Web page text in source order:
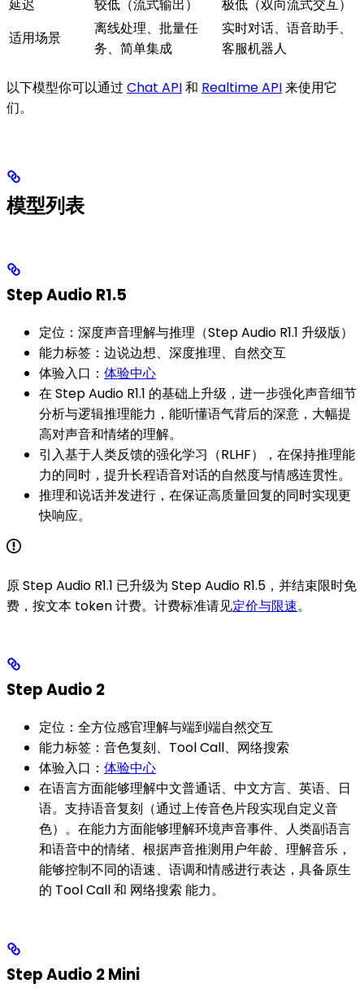
延迟 较低（流式输出）
极低（双向流式交互）
适用场景
离线处理、批量任
务、简单集成
实时对话、语音助手、
客服机器人
以下模型你可以通过 Chat API和 Realtime API来使用它
们。
模型列表
Step Audio R1.5
定位：深度声音理解与推理（Step Audio R1.1 升级版）
能力标签：边说边想、深度推理、自然交互
体验入口： 体验中心
在 Step Audio R1.1 的基础上升级，进一步强化声音细节
分析与逻辑推理能力，能听懂语气背后的深意，大幅提
高对声音和情绪的理解。
引入基于人类反馈的强化学习（RLHF），在保持推理能
力的同时，提升长程语音对话的自然度与情感连贯性。
推理和说话并发进行，在保证高质量回复的同时实现更
快响应。
原 Step Audio R1.1 已升级为 Step Audio R1.5，并结束限时免
费，按文本 token 计费。计费标准请见定价与限速。
Step Audio 2
定位：全方位感官理解与端到端自然交互
能力标签：音色复刻、Tool Call、网络搜索
体验入口： 体验中心
在语言方面能够理解中文普通话、中文方言、英语、日
语。支持语音复刻（通过上传音色片段实现自定义音
色）。在能力方面能够理解环境声音事件、人类副语言
和语音中的情绪、根据声音推测用户年龄、理解音乐，
能够控制不同的语速、语调和情感进行表达，具备原生
的 Tool Call 和 网络搜索 能力。
Step Audio 2 Mini